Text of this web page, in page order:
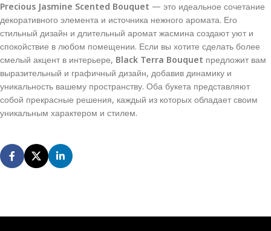
Precious Jasmine Scented Bouquet — это идеальное сочетание
декоративного элемента и источника нежного аромата. Его
стильный дизайн и длительный аромат жасмина создают уют и
спокойствие в любом помещении. Если вы хотите сделать более
смелый акцент в интерьере, Black Terra Bouquet предложит вам
выразительный и графичный дизайн, добавив динамику и
уникальность вашему пространству. Оба букета представляют
собой прекрасные решения, каждый из которых обладает своим
уникальным характером и стилем.